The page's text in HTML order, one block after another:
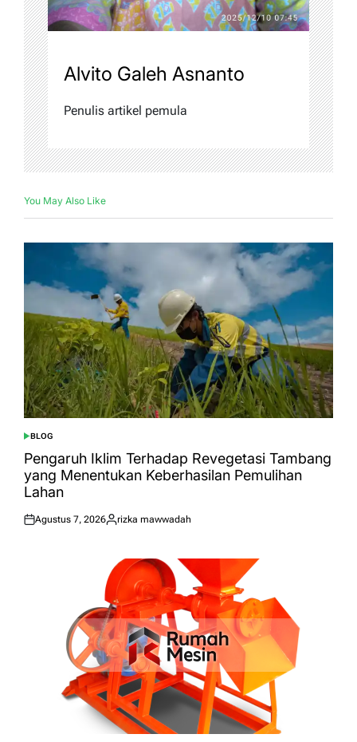
Alvito Galeh Asnanto
Penulis artikel pemula
You May Also Like
POSTED
IN
BLOG
Pengaruh Iklim Terhadap Revegetasi Tambang
yang Menentukan Keberhasilan Pemulihan
Lahan
Posted
Agustus 7, 2026
Posted
rizka mawwadah